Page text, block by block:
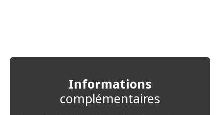
Informations
complémentaires